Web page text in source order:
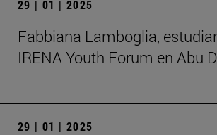
29 | 01 | 2025
Fabbiana Lamboglia,
IRENA Youth Forum en Abu
29 | 01 | 2025